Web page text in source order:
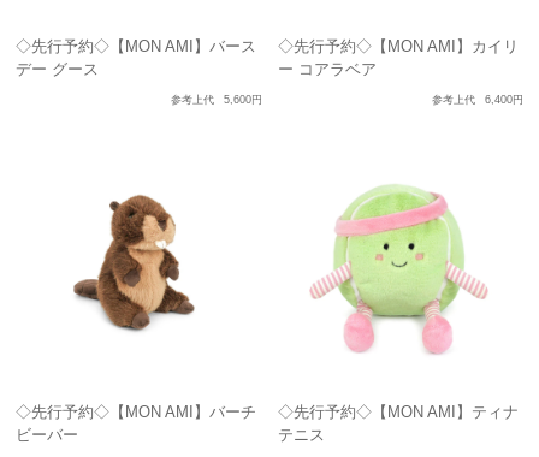
◇先行予約◇【MON AMI】バース
デー グース
参考上代 5,600円
◇先行予約◇【MON AMI】カイリ
ー コアラベア
参考上代 6,400円
◇先行予約◇【MON AMI】バーチ
ビーバー
◇先行予約◇【MON AMI】ティナ
テニス